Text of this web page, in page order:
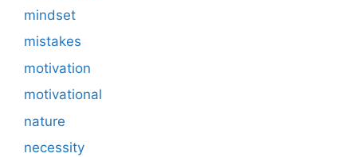
mindset
mistakes
motivation
motivational
nature
necessity